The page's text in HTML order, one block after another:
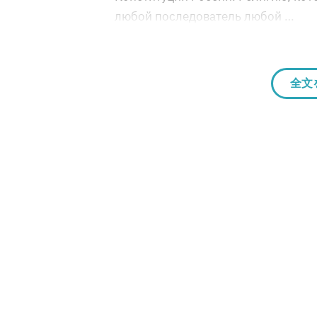
любой последователь любой …
全文